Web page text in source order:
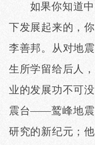
如果你知道
下发展起来的，
李善邦。从对地
生所学留给后人
业的发展功不可
震台——鹫峰地震
研究的新纪元；